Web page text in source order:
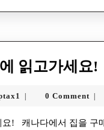
읽고가세요!
| 0 Comment |